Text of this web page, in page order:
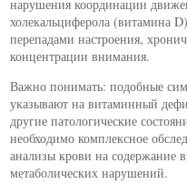
нарушения координации
холекальциферола (витамина
перепадами настроения,
концентрации внимания.
Важно понимать: подобные
указывают на витаминный
другие патологические
необходимо комплексное
анализы крови на содержание
метаболических нарушений.